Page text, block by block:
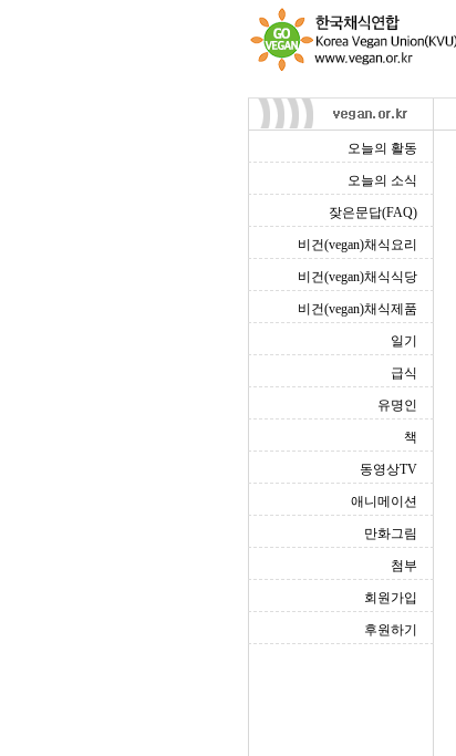
오늘의 활동
오늘의 소식
잦은문답(FAQ)
비건(vegan)채식요리
비건(vegan)채식식당
비건(vegan)채식제품
일기
급식
유명인
책
동영상TV
애니메이션
만화그림
첨부
회원가입
후원하기